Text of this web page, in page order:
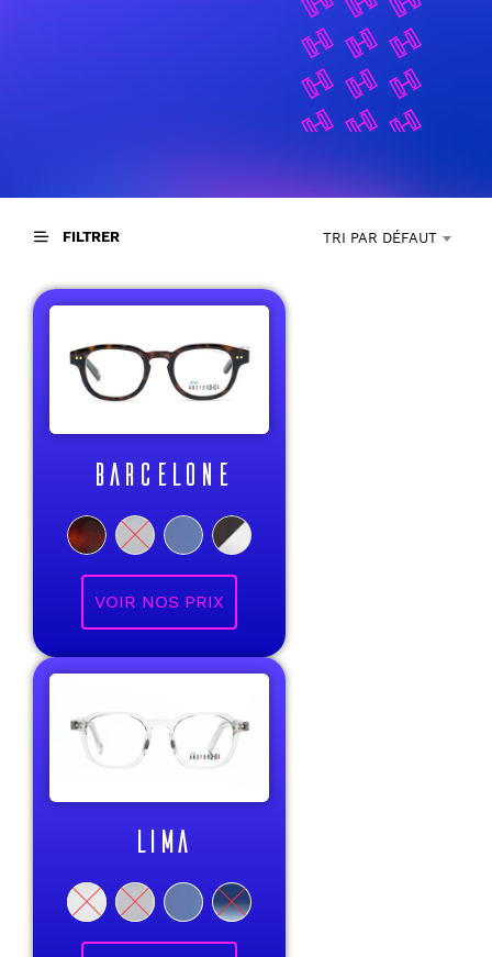
FILTRER TRI PAR DÉFAUT
BARCELONE
VOIR NOS PRIX
LIMA